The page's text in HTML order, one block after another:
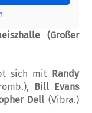
(Großer
sich mit Randy
Bill Evans
Dell (Vibra.)